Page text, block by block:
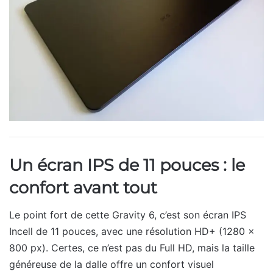
Un écran IPS de 11 pouces : le
confort avant tout
Le point fort de cette Gravity 6, c’est son écran IPS
Incell de 11 pouces, avec une résolution HD+ (1280 x
800 px). Certes, ce n’est pas du Full HD, mais la taille
généreuse de la dalle offre un confort visuel